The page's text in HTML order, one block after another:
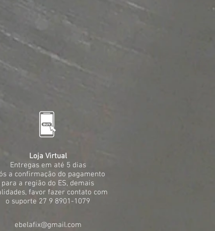
Loja Virtual
Entregas em até 5 dias
a confirmação do pagamento
para a região do ES, demais
favor fazer contato com
o suporte 27 9 8901-1079
ebelafix@gmail.com